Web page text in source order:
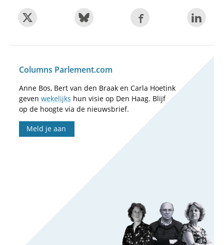
Columns Parlement.com
Anne Bos, Bert van den Braak en Carla Hoetink
geven wekelijks hun visie op Den Haag. Blijf
op de hoogte via de nieuwsbrief.
Meld je aan